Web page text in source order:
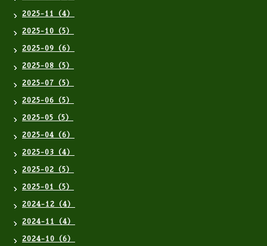
2025-11（4）
2025-10（5）
2025-09（6）
2025-08（5）
2025-07（5）
2025-06（5）
2025-05（5）
2025-04（6）
2025-03（4）
2025-02（5）
2025-01（5）
2024-12（4）
2024-11（4）
2024-10（6）